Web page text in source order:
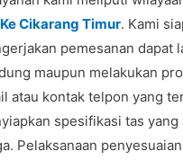
Cikarang Timur. Kami
pemesanan dapat
maupun melakukan
atau kontak telpon yang
spesifikasi tas
Pelaksanaan